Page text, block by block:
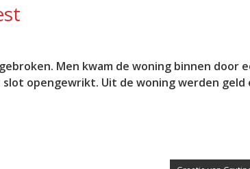
Men kwam de woning binnen door
opengewrikt. Uit de woning werden geld